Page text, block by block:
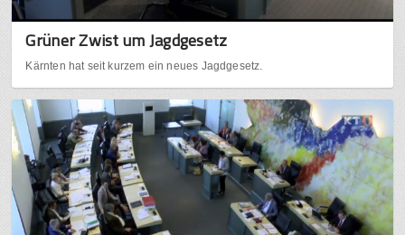
Grüner Zwist um Jagdgesetz
Kärnten hat seit kurzem ein neues Jagdgesetz.